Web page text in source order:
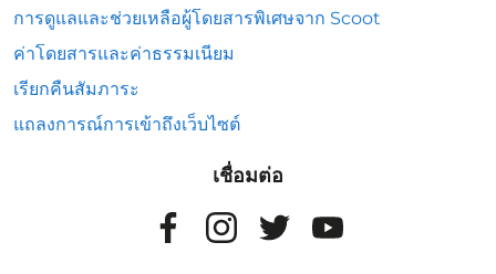
การดูแลและช่วยเหลือผู้โดยสารพิเศษจาก Scoot
ค่าโดยสารและค่าธรรมเนียม
เรียกคืนสัมภาระ
แถลงการณ์การเข้าถึงเว็บไซต์
เชื่อมต่อ